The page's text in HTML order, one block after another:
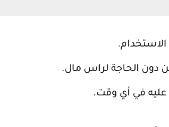
دون الحاجة لراس مال.
في أي وقت.